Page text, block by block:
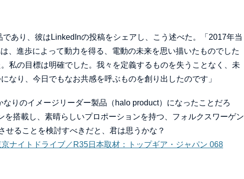
あり、彼はLinkedInの投稿をシェアし、こう述べた。「2017年当
、進歩によって動力を得る、電動の未来を思い描いたものでした
私の目標は明確でした。我々を定義するものを失うことなく、未
なり、今日でもなお共感を呼ぶものを創り出したのです」
りのイメージリーダー製品（halo product）になったことだろ
搭載し、素晴らしいプロポーションを持つ、フォルクスワーゲン
ることを検討すべきだと、君は思うかな？
ナイトドライブ／R35日本取材：トップギア・ジャパン 068